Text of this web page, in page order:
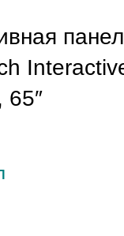
65″